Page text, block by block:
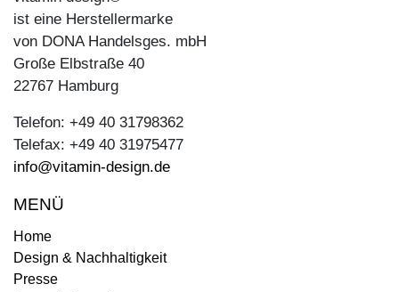
ist eine Herstellermarke
von DONA Handelsges. mbH
Große Elbstraße 40
22767 Hamburg
Telefon: +49 40 31798362
Telefax: +49 40 31975477
info@vitamin-design.de
MENÜ
Home
Design & Nachhaltigkeit
Presse